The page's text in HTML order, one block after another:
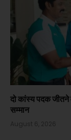
दो कांस्य पदक जीतने
सम्मान
August 6, 2026